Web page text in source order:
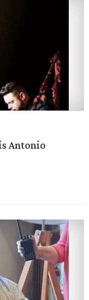
Antonio